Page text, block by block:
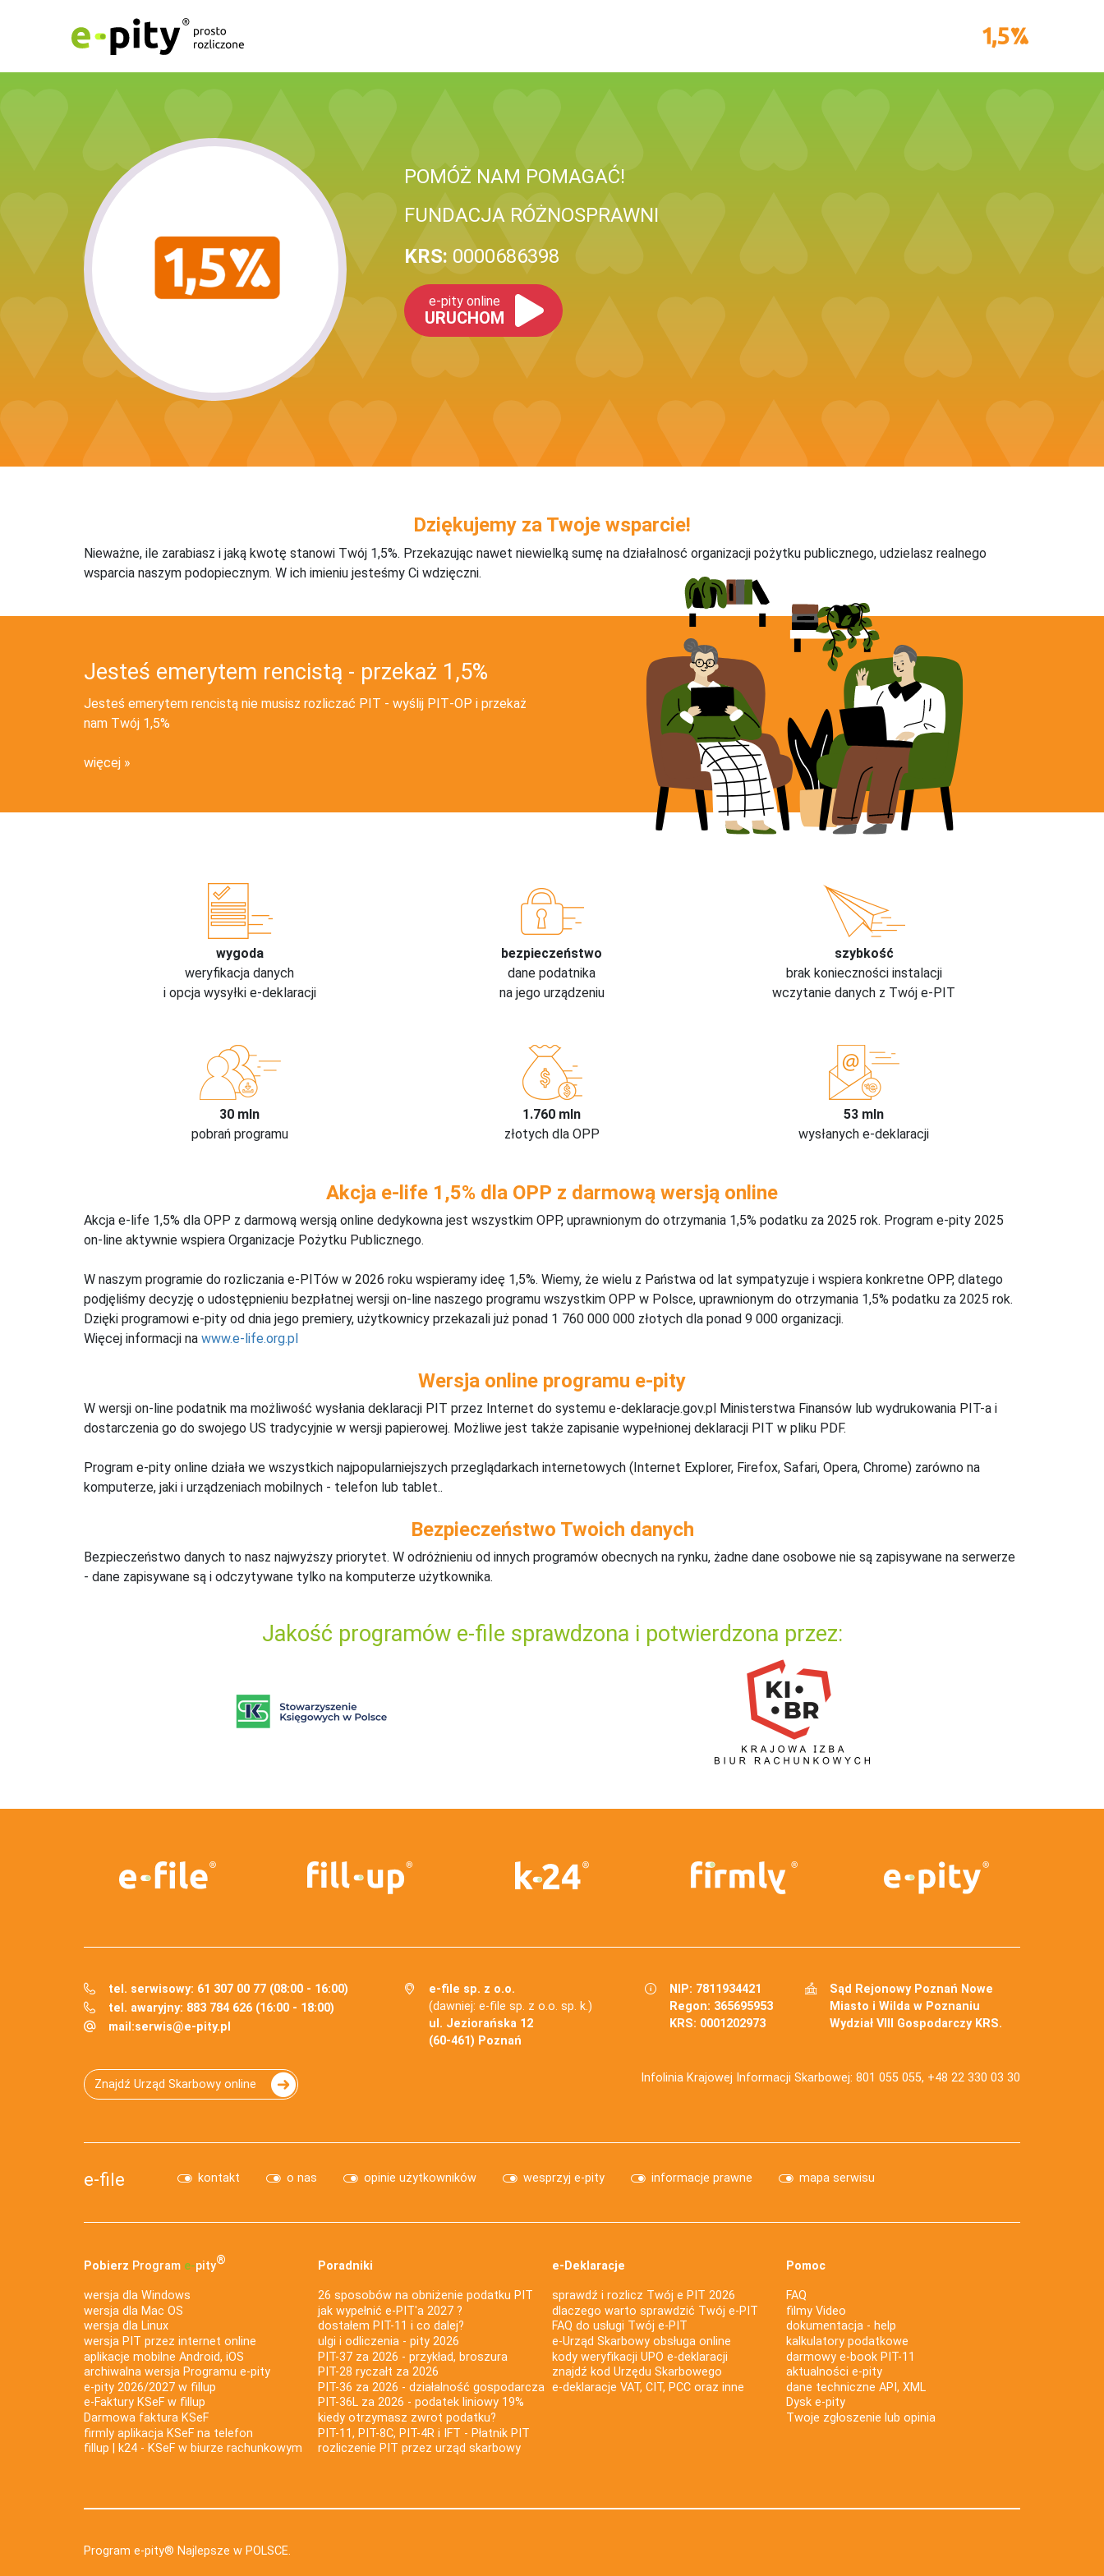
POMÓŻ NAM POMAGAĆ!
FUNDACJA RÓŻNOSPRAWNI
KRS: 0000686398
e-pity online
URUCHOM
Dziękujemy za Twoje wsparcie!
Nieważne, ile zarabiasz i jaką kwotę stanowi Twój 1,5%. Przekazując nawet niewielką sumę na działalnosć organizacji pożytku publicznego, udzielasz realnego
wsparcia naszym podopiecznym. W ich imieniu jesteśmy Ci wdzięczni.
Jesteś emerytem rencistą - przekaż 1,5%
Jesteś emerytem rencistą nie musisz rozliczać PIT - wyślij PIT‑OP i przekaż
nam Twój 1,5%
więcej
wygoda
weryfikacja danych
i opcja wysyłki e-deklaracji
bezpieczeństwo
dane podatnika
na jego urządzeniu
szybkość
brak konieczności instalacji
wczytanie danych z Twój e-PIT
30 mln
pobrań programu
1.760 mln
złotych dla OPP
53 mln
wysłanych e-deklaracji
Akcja e-life 1,5% dla OPP z darmową wersją online
Akcja e-life 1,5% dla OPP z darmową wersją online dedykowna jest wszystkim OPP, uprawnionym do otrzymania 1,5% podatku za 2025 rok. Program e-pity 2025
on-line aktywnie wspiera Organizacje Pożytku Publicznego.
W naszym programie do rozliczania e-PITów w 2026 roku wspieramy ideę 1,5%. Wiemy, że wielu z Państwa od lat sympatyzuje i wspiera konkretne OPP, dlatego
podjęliśmy decyzję o udostępnieniu bezpłatnej wersji on-line naszego programu wszystkim OPP w Polsce, uprawnionym do otrzymania 1,5% podatku za 2025 rok.
Dzięki programowi e-pity od dnia jego premiery, użytkownicy przekazali już ponad 1 760 000 000 złotych dla ponad 9 000 organizacji.
Więcej informacji na www.e-life.org.pl
Wersja online programu e-pity
W wersji on-line podatnik ma możliwość wysłania deklaracji PIT przez Internet do systemu e-deklaracje.gov.pl Ministerstwa Finansów lub wydrukowania PIT-a i
dostarczenia go do swojego US tradycyjnie w wersji papierowej. Możliwe jest także zapisanie wypełnionej deklaracji PIT w pliku PDF.
Program e-pity online działa we wszystkich najpopularniejszych przeglądarkach internetowych (Internet Explorer, Firefox, Safari, Opera, Chrome) zarówno na
komputerze, jaki i urządzeniach mobilnych - telefon lub tablet..
Bezpieczeństwo Twoich danych
Bezpieczeństwo danych to nasz najwyższy priorytet. W odróżnieniu od innych programów obecnych na rynku, żadne dane osobowe nie są zapisywane na serwerze
- dane zapisywane są i odczytywane tylko na komputerze użytkownika.
Jakość programów e-file sprawdzona i potwierdzona przez:
tel. serwisowy: 61 307 00 77 (08:00 - 16:00)
tel. awaryjny: 883 784 626 (16:00 - 18:00)
mail:serwis@e-pity.pl
e-file sp. z o.o.
(dawniej: e-file sp. z o.o. sp. k.)
ul. Jeziorańska 12
(60-461) Poznań
NIP: 7811934421
Regon: 365695953
KRS: 0001202973
Sąd Rejonowy Poznań Nowe
Miasto i Wilda w Poznaniu
Wydział VIII Gospodarczy KRS.
Znajdź Urząd Skarbowy online Infolinia Krajowej Informacji Skarbowej: 801 055 055, +48 22 330 03 30
e-file kontakt o nas opinie użytkowników wesprzyj e-pity informacje prawne mapa serwisu
Pobierz Program e‑pity®
wersja dla Windows
wersja dla Mac OS
wersja dla Linux
wersja PIT przez internet online
aplikacje mobilne Android, iOS
archiwalna wersja Programu e-pity
e-pity 2026/2027 w fillup
e‑Faktury KSeF w fillup
Darmowa faktura KSeF
firmly aplikacja KSeF na telefon
fillup | k24 - KSeF w biurze rachunkowym
Poradniki
26 sposobów na obniżenie podatku PIT
jak wypełnić e-PIT'a 2027 ?
dostałem PIT-11 i co dalej?
ulgi i odliczenia - pity 2026
PIT-37 za 2026 - przykład, broszura
PIT-28 ryczałt za 2026
PIT-36 za 2026 - działalność gospodarcza
PIT-36L za 2026 - podatek liniowy 19%
kiedy otrzymasz zwrot podatku?
PIT-11, PIT-8C, PIT-4R i IFT - Płatnik PIT
rozliczenie PIT przez urząd skarbowy
e-Deklaracje
sprawdź i rozlicz Twój e PIT 2026
dlaczego warto sprawdzić Twój e-PIT
FAQ do usługi Twój e-PIT
e-Urząd Skarbowy obsługa online
kody weryfikacji UPO e-deklaracji
znajdź kod Urzędu Skarbowego
e-deklaracje VAT, CIT, PCC oraz inne
Pomoc
FAQ
filmy Video
dokumentacja - help
kalkulatory podatkowe
darmowy e-book PIT-11
aktualności e-pity
dane techniczne API, XML
Dysk e-pity
Twoje zgłoszenie lub opinia
Program e-pity® Najlepsze w POLSCE.